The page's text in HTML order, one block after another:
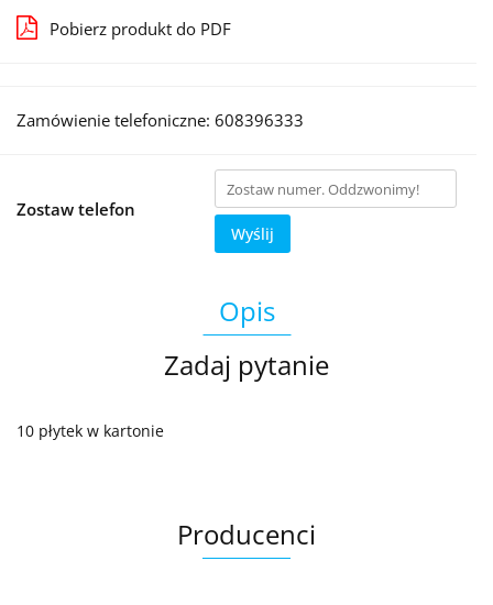
Pobierz produkt do PDF
Zamówienie telefoniczne: 608396333
Zostaw telefon
Wyślij
Opis
Zadaj pytanie
10 płytek w kartonie
Producenci